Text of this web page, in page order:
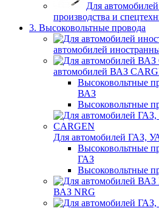
Для
производства и
3. Высоковольтные провода
автомобилей
автомобилей ВАЗ
Высоковольтные
ВАЗ
Высоковольтные
Для автомобилей ГАЗ,
Высоковольтные
ГАЗ
Высоковольтные
ВАЗ NRG